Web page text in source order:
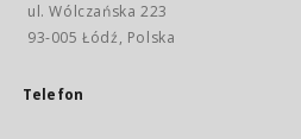
ul. Wólczańska 223
93-005 Łódź, Polska
Telefon